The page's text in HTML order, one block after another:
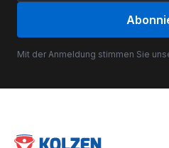
Mit der Anmeldung stimmen Sie